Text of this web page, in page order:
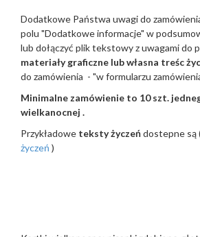
Dodatkowe Państwa uwagi do
polu "Dodatkowe informacje" w
lub dołączyć plik tekstowy z uwagami do
materiały graficzne lub własna treśc
do zamówienia - "w formularzu
Minimalne zamówienie to 10 szt.
wielkanocnej .
Przykładowe teksty życzeńdostepne są
życzeń )